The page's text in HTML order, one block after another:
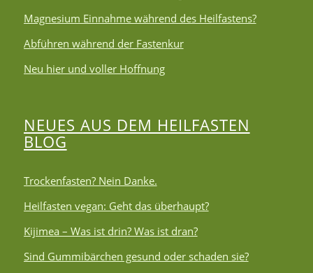
Magnesium Einnahme während des Heilfastens?
Abführen während der Fastenkur
Neu hier und voller Hoffnung
NEUES AUS DEM HEILFASTEN
BLOG
Trockenfasten? Nein Danke.
Heilfasten vegan: Geht das überhaupt?
Kijimea – Was ist drin? Was ist dran?
Sind Gummibärchen gesund oder schaden sie?